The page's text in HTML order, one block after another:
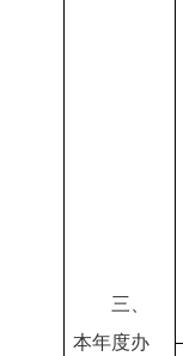
三、
本年度办